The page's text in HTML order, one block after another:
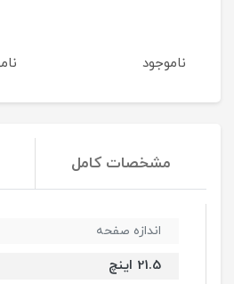
مشخصات کامل
اندازه صفحه
21.5 اینچ